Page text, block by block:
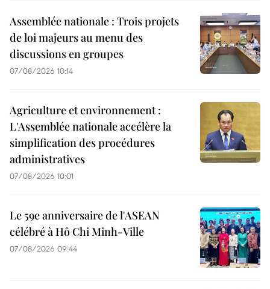
Assemblée nationale : Trois projets
de loi majeurs au menu des
discussions en groupes
07/08/2026 10:14
Agriculture et environnement :
L'Assemblée nationale accélère la
simplification des procédures
administratives
07/08/2026 10:01
Le 59e anniversaire de l'ASEAN
célébré à Hô Chi Minh-Ville
07/08/2026 09:44